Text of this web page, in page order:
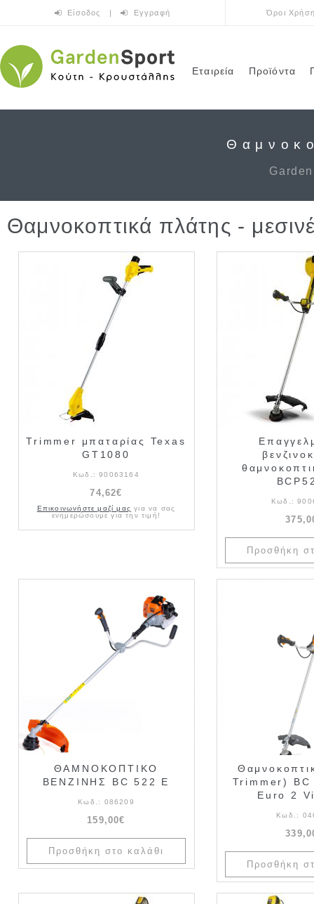
Είσοδος | Εγγραφή Όροι
Εταιρεία Προϊόντα
Θαμνοκοπτικά πλάτης -
Trimmer μπαταρίας Texas
GT1080
Κωδ.: 90063164
74,62€
Επικοινωνήστε μαζί μας για να σας
ενημερώσουμε για την τιμή!
Κωδ.:
ΘΑΜΝΟΚΟΠΤΙΚΟ
ΒΕΝΖΙΝΗΣ BC 522 E
Κωδ.: 086209
159,00€
Trimmer) BC
Euro 2
Κωδ.: